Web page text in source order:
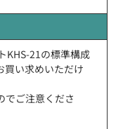
KHS-21の標準構成
買い求めいただけ
でご注意くださ